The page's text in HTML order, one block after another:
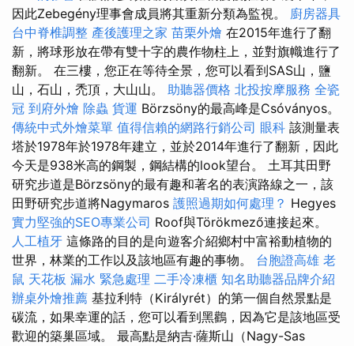
因此Zebegény理事會成員將其重新分類為監視。 廚房器具
台中脊椎調整 產後護理之家 苗栗外燴 在2015年進行了翻
新，將球形放在帶有雙十字的農作物柱上，並對旗幟進行了
翻新。 在三樓，您正在等待全景，您可以看到SAS山，鹽
山，石山，禿頂，大山山。 助聽器價格 北投按摩服務 全瓷
冠 到府外燴 除蟲 貨運 Börzsöny的最高峰是Csóványos。
傳統中式外燴菜單 值得信賴的網路行銷公司 眼科 該測量表
塔於1978年於1978年建立，並於2014年進行了翻新，因此
今天是938米高的鋼製，鋼結構的look望台。 土耳其田野
研究步道是Börzsöny的最有趣和著名的表演路線之一，該
田野研究步道將Nagymaros 護照過期如何處理？ Hegyes
實力堅強的SEO專業公司 Roof與Törökmező連接起來。
人工植牙 這條路的目的是向遊客介紹鄉村中富裕動植物的
世界，林業的工作以及該地區有趣的事物。 台胞證高雄 老
鼠 天花板 漏水 緊急處理 二手冷凍櫃 知名助聽器品牌介紹
辦桌外燴推薦 基拉利特（Királyrét）的第一個自然景點是
碳流，如果幸運的話，您可以看到黑鸛，因為它是該地區受
歡迎的築巢區域。 最高點是納吉·薩斯山（Nagy-Sas